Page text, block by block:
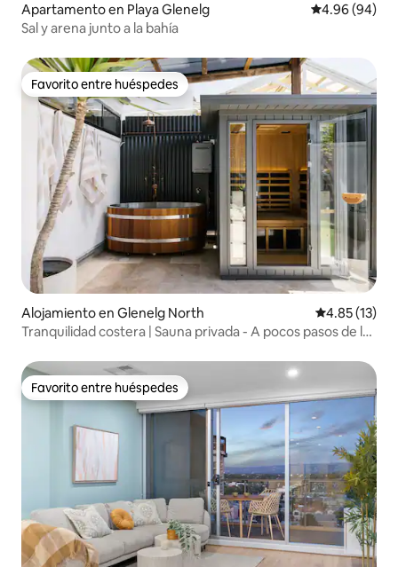
Apartamento en Playa Glenelg Calificación
4.96 (94)
Sal y arena junto a la bahía
Favorito entre huéspedes
Favorito entre huéspedes
Alojamiento en Glenelg North Calificación
4.85 (13)
Tranquilidad costera | Sauna privada - A pocos pasos de la
Favorito entre huéspedes
Favorito entre huéspedes